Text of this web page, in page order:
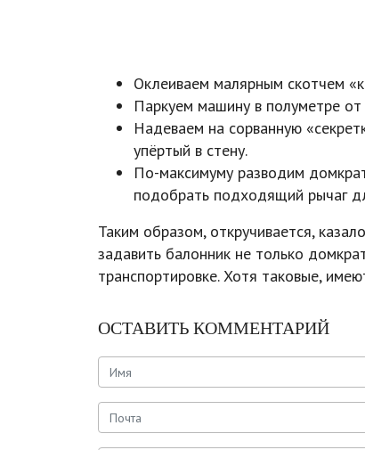
Оклеиваем малярным скотчем
Паркуем машину в полуметре
Надеваем на сорванную
упёртый в стену.
По-максимуму разводим
подобрать подходящий рычаг
Таким образом, откручивается,
задавить балонник не только
транспортировке. Хотя таковые,
ОСТАВИТЬ КОММЕНТАРИЙ